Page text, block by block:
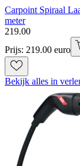
Carpoint Spiraal
meter
219.00
Prijs: 219.00 euro
Bekijk alles in